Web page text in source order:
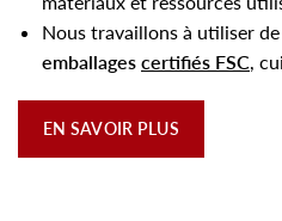
Nous travaillons à utiliser
emballages certifiés FSC,
EN SAVOIR PLUS